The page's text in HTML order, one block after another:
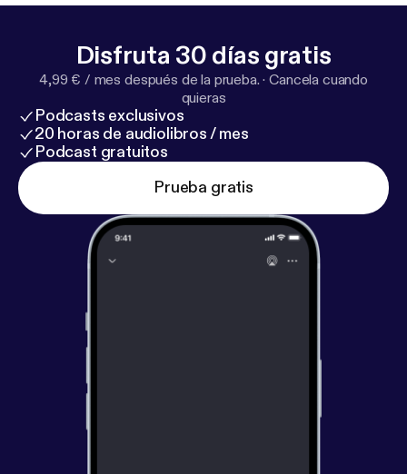
Disfruta 30 días gratis
4,99 € / mes después de la prueba. ·Cancela cuando
quieras
Podcasts exclusivos
20 horas de audiolibros / mes
Podcast gratuitos
Prueba gratis